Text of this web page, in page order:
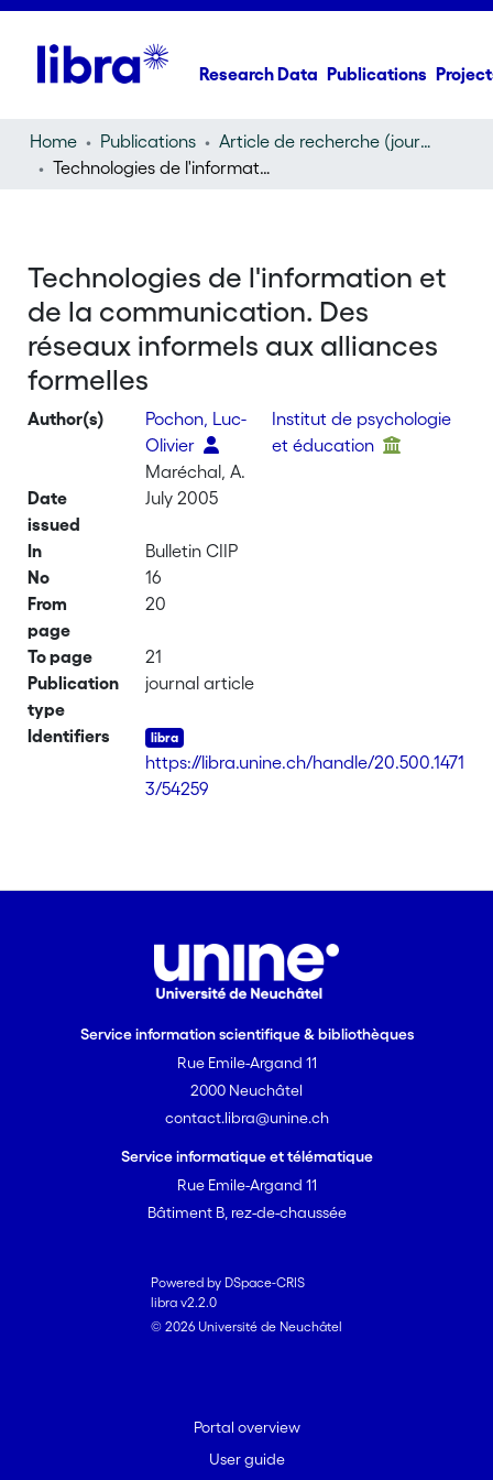
Research Data Publications
Home Publications
Article de recherche (journal article)
Technologies de l'information et de la communication. Des réseaux informels aux alliances formelles
Technologies de l'information et
de la communication. Des
réseaux informels aux alliances
formelles
Author(s)
Pochon, Luc-
Olivier
Institut de psychologie
et éducation
Maréchal, A.
Date
issued
July 2005
In
Bulletin CIIP
No
16
From
page
20
To page
21
Publication
type
journal article
Identifiers
https://libra.unine.ch/handle/20.500.1471
3/54259
Service information scientifique & bibliothèques
Rue Emile-Argand 11
2000 Neuchâtel
contact.libra@unine.ch
Service informatique et télématique
Rue Emile-Argand 11
Bâtiment B, rez-de-chaussée
Powered by DSpace-CRIS
libra v2.2.0
© 2026 Université de Neuchâtel
Portal overview
User guide